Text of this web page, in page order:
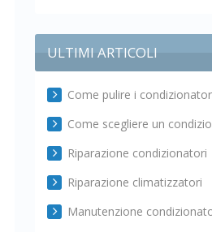
ULTIMI ARTICOLI
Come pulire i
Come scegliere un
Riparazione condizionatori
Riparazione climatizzatori
Manutenzione